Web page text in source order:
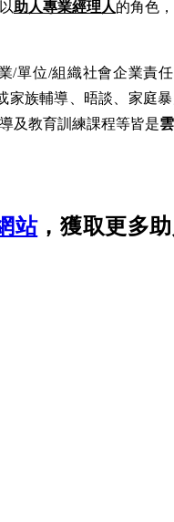
助人專業經理人的角色
/單位/組織社會企業責任
家族輔導、晤談、家庭
及教育訓練課程等皆是
站，獲取更多